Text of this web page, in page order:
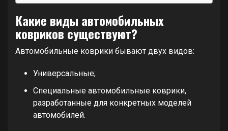
Какие виды автомобильных
ковриков существуют?
Автомобильные коврики бывают двух видов:
Универсальные;
Специальные автомобильные коврики,
разработанные для конкретных моделей
автомобилей.